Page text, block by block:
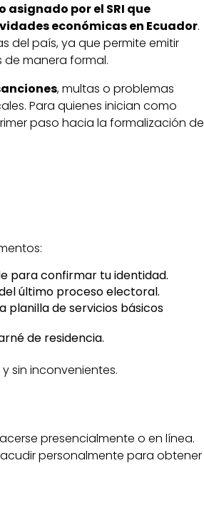
asignado por el SRI que
económicas en Ecuador.
del país, ya que permite emitir
manera formal.
, multas o problemas
Para quienes inician como
paso hacia la formalización de
para confirmar tu identidad.
último proceso electoral.
planilla de servicios básicos
de residencia.
sin inconvenientes.
presencialmente o en línea.
personalmente para obtener